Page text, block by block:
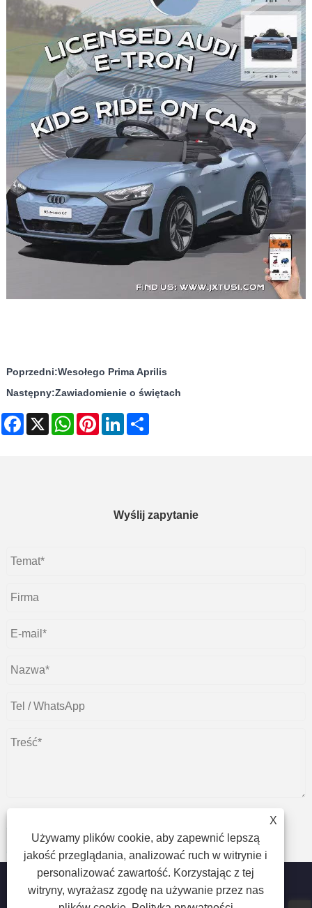
Poprzedni:Wesołego Prima Aprilis
Następny:Zawiadomienie o świętach
Facebook
X WhatsAppPinterestLinkedIn
Wyślij zapytanie
składać
X
Używamy plików cookie, aby zapewnić lepszą
jakość przeglądania, analizować ruch w witrynie i
personalizować zawartość. Korzystając z tej
witryny, wyrażasz zgodę na używanie przez nas